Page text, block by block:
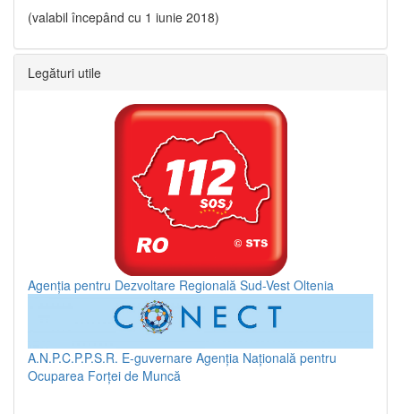
(valabil începând cu 1 iunie 2018)
Legături utile
Agenția pentru Dezvoltare Regională Sud-Vest Oltenia
A.N.P.C.P.P.S.R. E-guvernare Agenția Națională pentru
Ocuparea Forței de Muncă